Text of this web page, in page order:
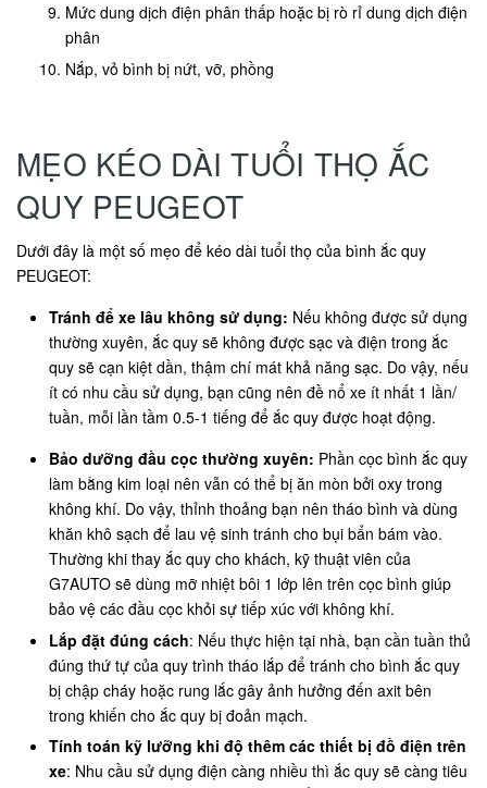
Mức dung dịch điện phân thấp hoặc bị rò rỉ dung dịch điện
phân
Nắp, vỏ bình bị nứt, vỡ, phồng
MẸO KÉO DÀI TUỔI THỌ ẮC
QUY PEUGEOT
Dưới đây là một số mẹo để kéo dài tuổi thọ của bình ắc quy
PEUGEOT:
Tránh để xe lâu không sử dụng: Nếu không được sử dụng
thường xuyên, ắc quy sẽ không được sạc và điện trong ắc
quy sẽ cạn kiệt dần, thậm chí mát khả năng sạc. Do vậy, nếu
ít có nhu cầu sử dụng, bạn cũng nên đề nổ xe ít nhất 1 lần/
tuần, mỗi lần tầm 0.5-1 tiếng để ắc quy được hoạt động.
Bảo dưỡng đầu cọc thường xuyên: Phần cọc bình ắc quy
làm bằng kim loại nên vẫn có thể bị ăn mòn bởi oxy trong
không khí. Do vậy, thỉnh thoảng bạn nên tháo bình và dùng
khăn khô sạch để lau vệ sinh tránh cho bụi bẩn bám vào.
Thường khi thay ắc quy cho khách, kỹ thuật viên của
G7AUTO sẽ dùng mỡ nhiệt bôi 1 lớp lên trên cọc bình giúp
bảo vệ các đầu cọc khỏi sự tiếp xúc với không khí.
Lắp đặt đúng cách: Nếu thực hiện tại nhà, bạn cần tuần thủ
đúng thứ tự của quy trình tháo lắp để tránh cho bình ắc quy
bị chập cháy hoặc rung lắc gây ảnh hưởng đến axit bên
trong khiến cho ắc quy bị đoản mạch.
Tính toán kỹ lưỡng khi độ thêm các thiết bị đồ điện trên
xe: Nhu cầu sử dụng điện càng nhiều thì ắc quy sẽ càng tiêu